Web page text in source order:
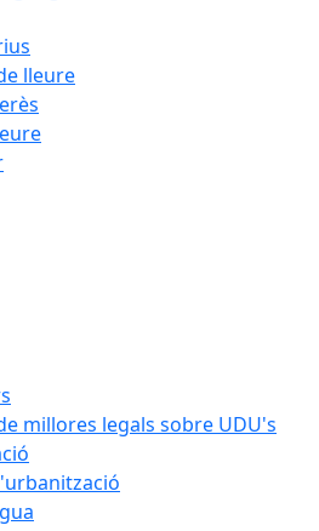
lleure
millores legals sobre UDU's